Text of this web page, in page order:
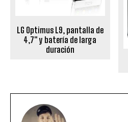
LG Optimus L9, pantalla de
4,7" y batería de larga
duración